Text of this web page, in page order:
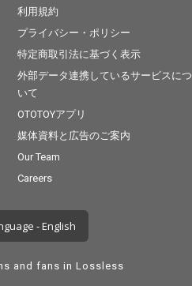
利用規約
プライバシー・ポリシー
特定商取引法に基づく表示
外部データ連携しているサービスにつ
いて
OTOTOYアプリ
媒体資料と広告のご案内
Our Team
Careers
- English
and fans in Lossless